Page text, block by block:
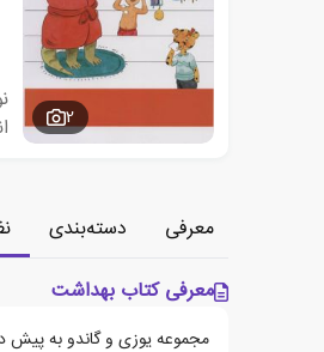
2
معرفی دسته‌بندی
معرفی کتاب بهداشت